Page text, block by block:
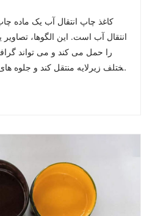
کاغذ چاپ انتقال آب یک ماده
انتقال آب است. این الگوها،
را حمل می کند و می تواند
مختلف زیرلایه منتقل کند و جلوه